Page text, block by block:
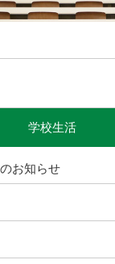
学校生活
お知らせ